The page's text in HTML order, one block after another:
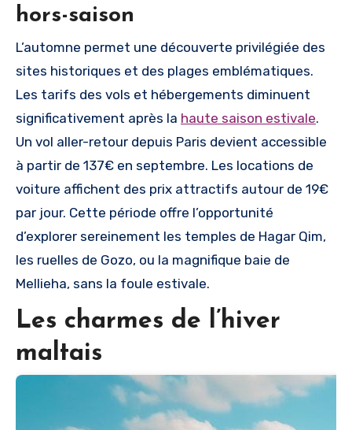
hors-saison
L’automne permet une découverte privilégiée des
sites historiques et des plages emblématiques.
Les tarifs des vols et hébergements diminuent
significativement après la haute saison estivale.
Un vol aller-retour depuis Paris devient accessible
à partir de 137€ en septembre. Les locations de
voiture affichent des prix attractifs autour de 19€
par jour. Cette période offre l’opportunité
d’explorer sereinement les temples de Hagar Qim,
les ruelles de Gozo, ou la magnifique baie de
Mellieha, sans la foule estivale.
Les charmes de l’hiver
maltais